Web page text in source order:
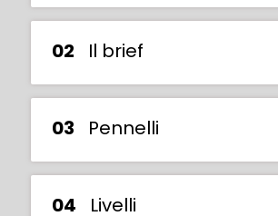
02 Il brief
03 Pennelli
04 Livelli